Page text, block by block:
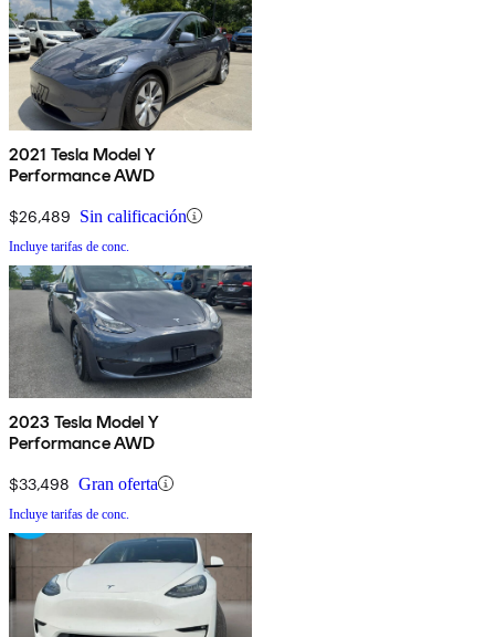
2021 Tesla Model Y
Performance AWD
$26,489 Sin calificación
Incluye tarifas de conc.
2023 Tesla Model Y
Performance AWD
$33,498 Gran oferta
Incluye tarifas de conc.